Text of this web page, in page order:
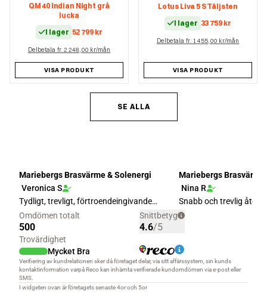
QM 40 Indian Night grå
lucka
I lager 52 799 kr
Delbetala fr. 2 248,00 kr/mån
VISA PRODUKT
Lotus Liva 5 S Täljsten
I lager 33 759 kr
Delbetala fr. 1 455,00 kr/mån
VISA PRODUKT
SE ALLA